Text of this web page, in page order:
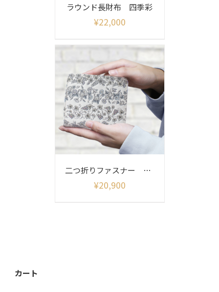
ラウンド長財布 四季彩
¥22,000
二つ折りファスナー 四季彩
¥20,900
カート